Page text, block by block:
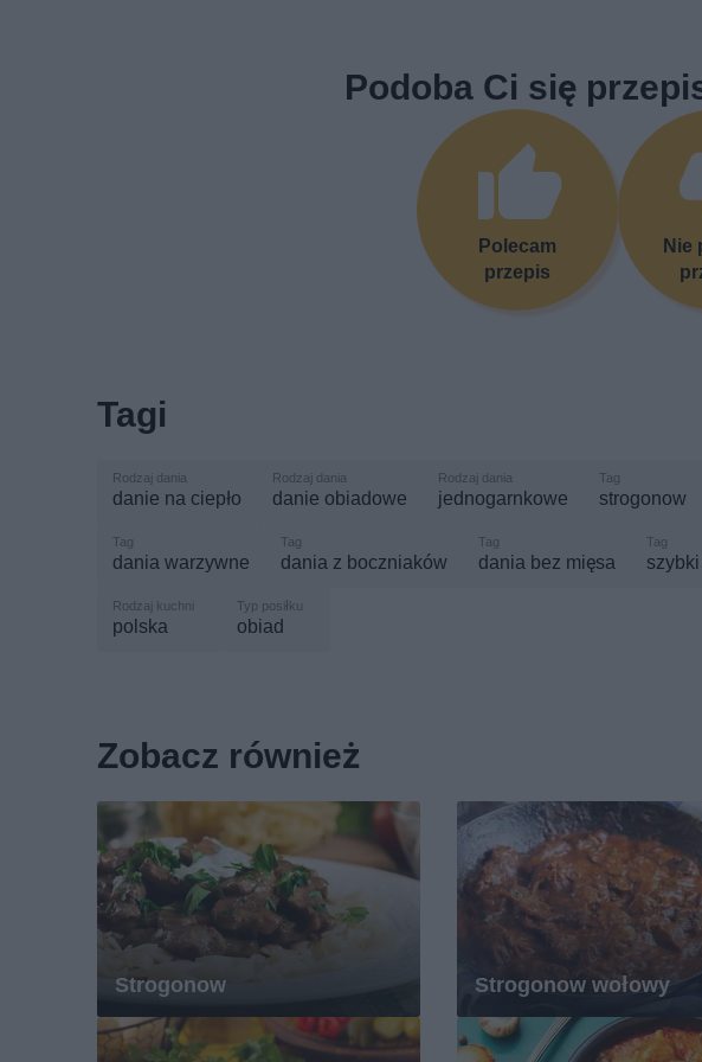
Podoba Ci się
Polecam
przepis
Nie
Tagi
danie na ciepło danie obiadowe jednogarnkowe strogonow
dania warzywne dania z boczniaków dania bez mięsa
polska obiad
Zobacz również
Strogonow Strogonow wołowy